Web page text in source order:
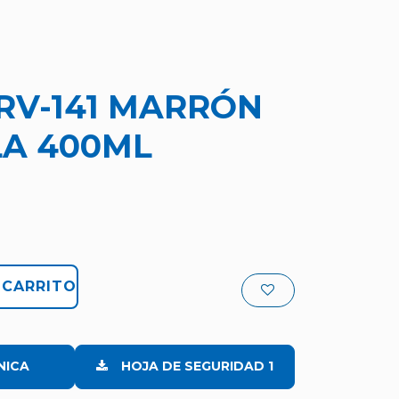
141 MARRÓN
400ML
HOJA DE SEGURIDAD 1